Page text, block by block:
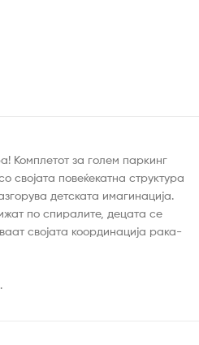
Комплетот за голем паркинг
својата повеќекатна структура
детската имагинација.
по спиралите, децата се
својата координација рака-